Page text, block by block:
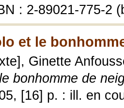
: 2-89021-775-2
et le
Ginette
bonhomme de
[16] p. : ill. en